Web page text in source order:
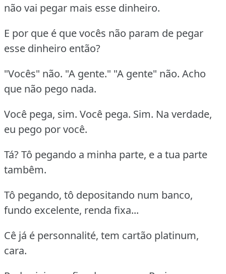
não vai pegar mais esse dinheiro.
E por que é que vocês não param de pegar
esse dinheiro então?
"Vocês" não. "A gente." "A gente" não. Acho
que não pego nada.
Você pega, sim. Você pega. Sim. Na verdade,
eu pego por você.
Tá? Tô pegando a minha parte, e a tua parte
tambêm.
Tô pegando, tô depositando num banco,
fundo excelente, renda fixa...
Cê já é personnalité, tem cartão platinum,
cara.